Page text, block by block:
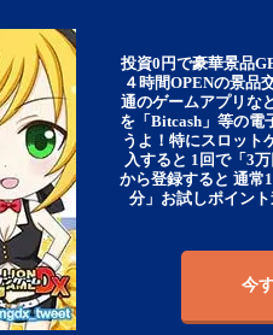
投資0円で豪華景品
４時間OPENの景品
通のゲームアプリな
を「Bitcash」等の電
うよ！特にスロット
入すると 1回で「3
から登録すると 通常
分」お試しポイン
今